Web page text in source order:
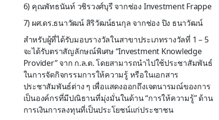
6) คุณพัทธนันท์ วชิรวงศ์บุรี จากช่อง Investment Frappe
7) ผศ.ดร.ธนาวัฒน์ สิริวัฒน์ธนกุล จากช่อง ปิง ธนาวัฒน์
สำหรับผู้ที่ได้รับมอบรางวัลในสาขาประเภทรางวัลที่ 1 – 5
จะได้รับตราสัญลักษณ์พิเศษ “Investment Knowledge
Provider” จาก ก.ล.ต. โดยสามารถนำไปใช้ประชาสัมพันธ์
ในการจัดกิจกรรมการให้ความรู้ หรือในเอกสาร
ประชาสัมพันธ์ต่าง ๆ เพื่อแสดงออกถึงเจตนารมณ์ของการ
เป็นองค์กรที่มีปณิธานที่มุ่งมั่นในด้าน “การให้ความรู้” ด้าน
การเงินการลงทุนที่เป็นประโยชน์แก่ประชาชน